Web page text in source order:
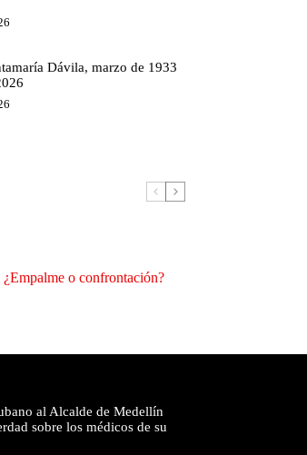
Dávila, marzo de 1933
¿Empalme o confrontación?
al Alcalde de Medellín
sobre los médicos de su